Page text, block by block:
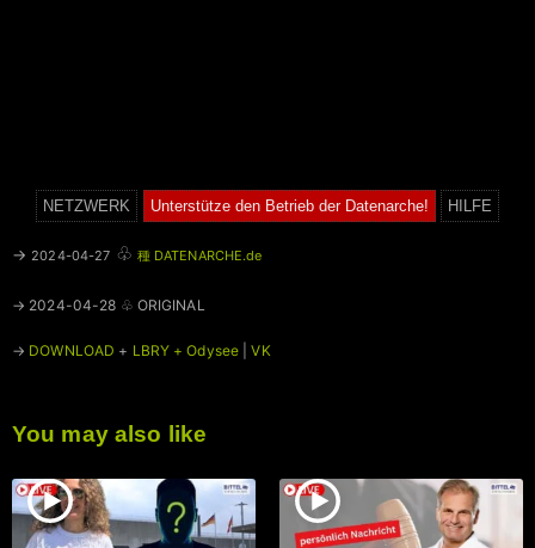
NETZWERK Unterstütze den Betrieb der Datenarche! HILFE
→ 2024-04-27 ♧ 種 DATENARCHE.de
→ 2024-04-28 ♧ ORIGINAL
→ DOWNLOAD + LBRY + Odysee |VK
You may also like